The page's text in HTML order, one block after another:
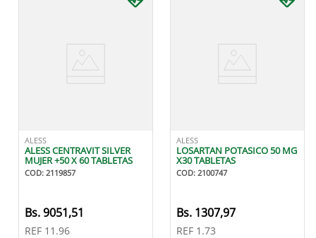
ALESS
ALESS CENTRAVIT SILVER
MUJER +50 X 60 TABLETAS
COD: 2119857
9051,51
REF 11.96
ALESS
LOSARTAN POTASICO 50 MG
X30 TABLETAS
COD: 2100747
1307,97
REF 1.73